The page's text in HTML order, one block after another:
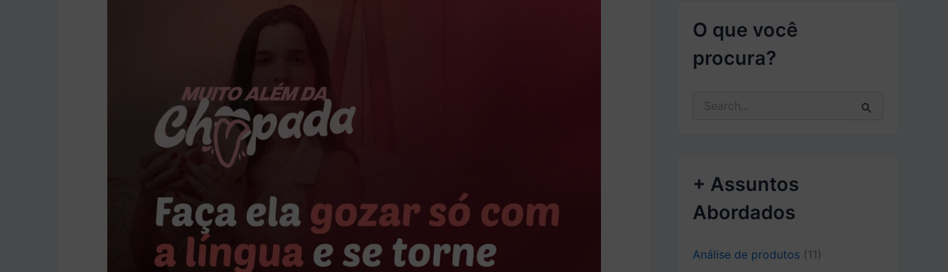
O que você
procura?
a
r
r
+ Assuntos
Abordados
Análise de produtos (11)